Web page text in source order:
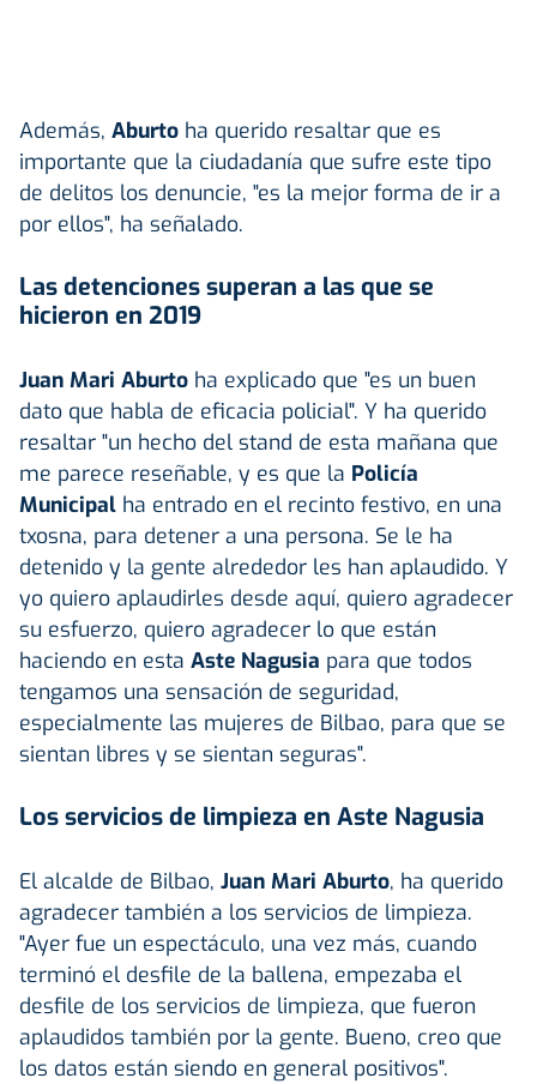
Además, Aburto ha querido resaltar que es
importante que la ciudadanía que sufre este tipo
de delitos los denuncie, "es la mejor forma de ir a
por ellos", ha señalado.
Las detenciones superan a las que se
hicieron en 2019
Juan Mari Aburto ha explicado que "es un buen
dato que habla de eficacia policial". Y ha querido
resaltar "un hecho del stand de esta mañana que
me parece reseñable, y es que la Policía
Municipal ha entrado en el recinto festivo, en una
txosna, para detener a una persona. Se le ha
detenido y la gente alrededor les han aplaudido. Y
yo quiero aplaudirles desde aquí, quiero agradecer
su esfuerzo, quiero agradecer lo que están
haciendo en esta Aste Nagusia para que todos
tengamos una sensación de seguridad,
especialmente las mujeres de Bilbao, para que se
sientan libres y se sientan seguras".
Los servicios de limpieza en Aste Nagusia
El alcalde de Bilbao, Juan Mari Aburto, ha querido
agradecer también a los servicios de limpieza.
"Ayer fue un espectáculo, una vez más, cuando
terminó el desfile de la ballena, empezaba el
desfile de los servicios de limpieza, que fueron
aplaudidos también por la gente. Bueno, creo que
los datos están siendo en general positivos".